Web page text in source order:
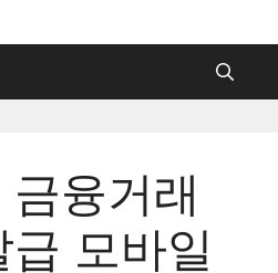
융거래
모바일